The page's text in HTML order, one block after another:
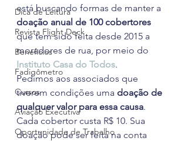
Dica de Leitura
Revista Flight Deck
Benefícios
Fadigômetro
Cursos
Aviação Executiva
Oportunidade de Trabalho
está buscando formas de manter a
doação anual de 100 cobertores
que tem sido feita desde 2015 a
moradores de rua, por meio do
Instituto Casa do Todos.
Pedimos aos associados que
tiverem condições uma doação de
qualquer valor para essa causa.
Cada cobertor custa R$ 10. Sua
doação pode ser feita na conta